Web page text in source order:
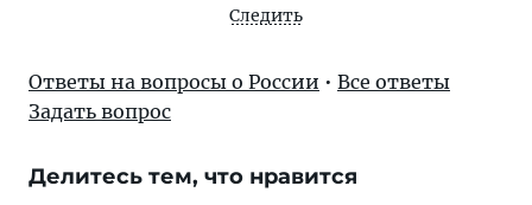
Следить
Ответы на вопросы о России • Все ответы
Задать вопрос
Делитесь тем, что нравится